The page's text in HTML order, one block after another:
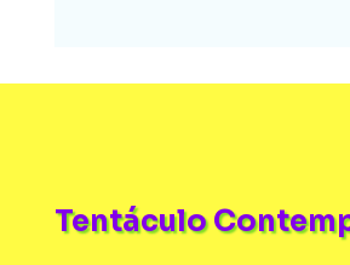
Tentáculo